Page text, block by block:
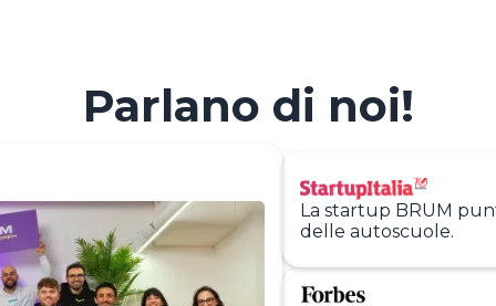
Parlano di noi!
La startup BRUM
delle autoscuole.